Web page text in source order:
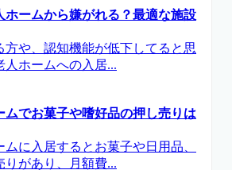
ホームから嫌がれる？最適な施設
方や、認知機能が低下してると思
人ホームへの入居...
ムでお菓子や嗜好品の押し売りは
に入居するとお菓子や日用品、
りがあり、月額費...